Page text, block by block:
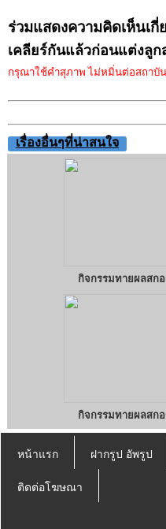
ร่วมแสดงความคิดเห็นเกี่
เคลียร์กันแล้วก่อนแต่งลูก
กรุณาใช้คำสุภาพ ไม่หมิ่นต่อสถาบั
เรื่องอื่นๆที่น่าสนใจ
กิจกรรมทายผลสก
กิจกรรมทายผลสก
หน้าแรก ฝากรูป อัพรูป
ติดต่อโฆษณา